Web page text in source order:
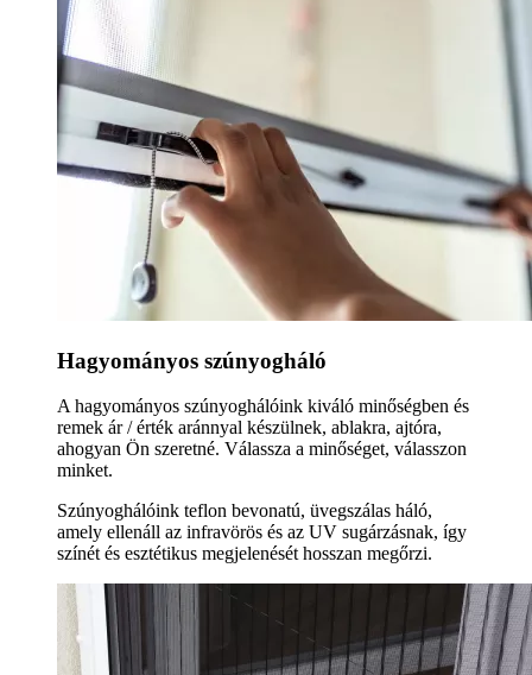
Hagyományos szúnyogháló
A hagyományos szúnyoghálóink kiváló minőségben és
remek ár / érték aránnyal készülnek, ablakra, ajtóra,
ahogyan Ön szeretné. Válassza a minőséget, válasszon
minket.
Szúnyoghálóink teflon bevonatú, üvegszálas háló,
amely ellenáll az infravörös és az UV sugárzásnak, így
színét és esztétikus megjelenését hosszan megőrzi.